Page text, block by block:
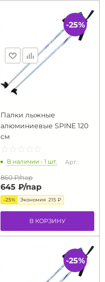
Палки лыжные
алюминиевые SPINE 120
см
☆ ☆ ☆ ☆ ☆
★ ★ ★ ★ ★
В наличии - 1 шт. Арт.:
860 ₽/пар
645 ₽/пар
-25% Экономия 215 ₽
В КОРЗИНУ
-25%
-25%